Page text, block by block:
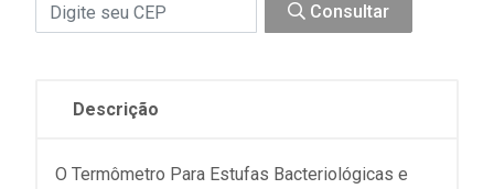
Consultar
Descrição
O Termômetro Para Estufas Bacteriológicas e